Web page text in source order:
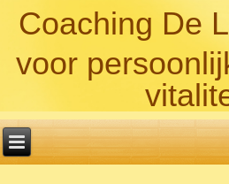
Coaching De
voor